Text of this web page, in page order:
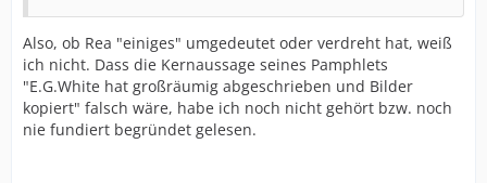
Also, ob Rea "einiges" umgedeutet oder verdreht hat, weiß
ich nicht. Dass die Kernaussage seines Pamphlets
"E.G.White hat großräumig abgeschrieben und Bilder
kopiert" falsch wäre, habe ich noch nicht gehört bzw. noch
nie fundiert begründet gelesen.